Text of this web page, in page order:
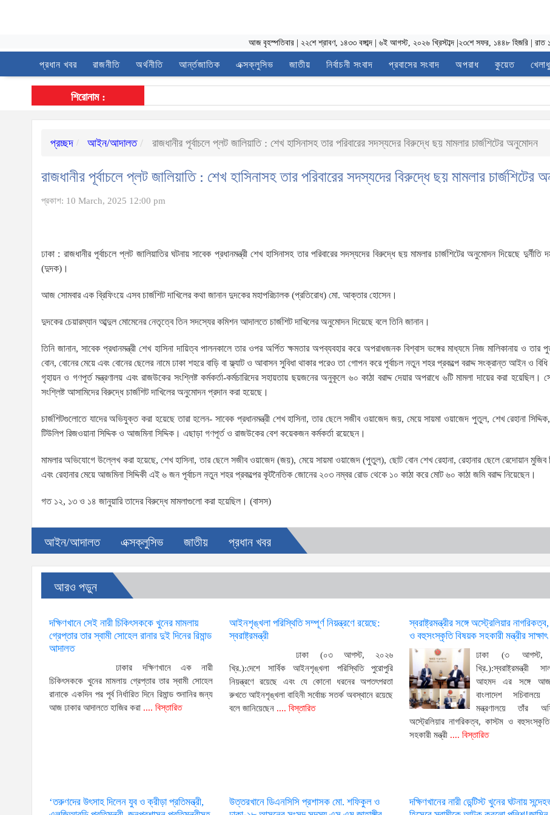
আজ বৃহস্পতিবার ২২শে শ্রাবণ, ১৪৩৩ বঙ্গাব্দ ৬ই আগস্ট, ২০২৬ খ্রিস্টাব্দ ২৩শে সফর, ১৪৪৮ হিজরি রাত
প্রধান খবর রাজনীতি অর্থনীতি আর্ন্তজাতিক এক্সক্লুসিভ জাতীয় নির্বাচনী সংবাদ প্রবাসের সংবাদ অপরাধ কুয়েত
শিরোনাম :
প্রচ্ছদ আইন/আদালত রাজধানীর পূর্বাচলে প্লট জালিয়াতি : শেখ হাসিনাসহ তার পরিবারের সদস্যদের বিরুদ্ধে ছয় মামলার চার্জশিটের অনুমোদন
রাজধানীর পূর্বাচলে প্লট জালিয়াতি : শেখ হাসিনাসহ তার পরিবারের সদস্যদের বিরুদ্ধে ছয় মামলার চার্জশিটের
প্রকাশ: 10 March, 2025 12:00 pm
ঢাকা : রাজধানীর পূর্বাচলে প্লট জালিয়াতির ঘটনায় সাবেক প্রধানমন্ত্রী শেখ হাসিনাসহ তার পরিবারের সদস্যদের বিরুদ্ধে ছয় মামলার চার্জশিটের অনুমোদন দিয়েছে দুর্নীতি
(দুদক)।
আজ সোমবার এক ব্রিফিংয়ে এসব চার্জশিট দাখিলের কথা জানান দুদকের মহাপরিচালক (প্রতিরোধ) মো. আক্তার হোসেন।
দুদকের চেয়ারম্যান আব্দুল মোমেনের নেতৃত্বে তিন সদস্যের কমিশন আদালতে চার্জশিট দাখিলের অনুমোদন দিয়েছে বলে তিনি জানান।
তিনি জানান, সাবেক প্রধানমন্ত্রী শেখ হাসিনা দায়িত্ব পালনকালে তার ওপর অর্পিত ক্ষমতার অপব্যবহার করে অপরাধজনক বিশ্বাস ভঙ্গের মাধ্যমে নিজ মালিকানায় ও তার
বোন, বোনের মেয়ে এবং বোনের ছেলের নামে ঢাকা শহরে বাড়ি বা ফ্ল্যাট ও আবাসন সুবিধা থাকার পরেও তা গোপন করে পূর্বাচল নতুন শহর প্রকল্পে বরাদ্দ সংক্রান্ত আইন ও
গৃহায়ন ও গণপূর্ত মন্ত্রণালয় এবং রাজউকের সংশ্লিষ্ট কর্মকর্তা-কর্মচারিদের সহায়তায় ছয়জনের অনুকূলে ৬০ কাঠা বরাদ্দ দেয়ার অপরাধে ৬টি মামলা দায়ের করা হয়েছিল।
সংশ্লিষ্ট আসামিদের বিরুদ্ধে চার্জশিট দাখিলের অনুমোদন প্রদান করা হয়েছে।
চার্জশিটগুলোতে যাদের অভিযুক্ত করা হয়েছে তারা হলেন- সাবেক প্রধানমন্ত্রী শেখ হাসিনা, তার ছেলে সজীব ওয়াজেদ জয়, মেয়ে সায়মা ওয়াজেদ পুতুল, শেখ রেহানা
টিউলিপ রিজওয়ানা সিদ্দিক ও আজমিনা সিদ্দিক। এছাড়া গণপূর্ত ও রাজউকের বেশ কয়েকজন কর্মকর্তা রয়েছেন।
মামলার অভিযোগে উল্লেখ করা হয়েছে, শেখ হাসিনা, তার ছেলে সজীব ওয়াজেদ (জয়), মেয়ে সায়মা ওয়াজেদ (পুতুল), ছোট বোন শেখ রেহানা, রেহানার ছেলে রেদোয়ান মুজিব
এবং রেহানার মেয়ে আজমিনা সিদ্দিকী এই ৬ জন পূর্বাচল নতুন শহর প্রকল্পের কূটনৈতিক জোনের ২০৩ নম্বর রোড থেকে ১০ কাঠা করে মোট ৬০ কাঠা জমি বরাদ্দ নিয়েছেন।
গত ১২, ১৩ ও ১৪ জানুয়ারি তাদের বিরুদ্ধে মামলাগুলো করা হয়েছিল। (বাসস)
আইন/আদালত এক্সক্লুসিভ জাতীয় প্রধান খবর
আরও পড়ুন
দক্ষিণখানে সেই নারী চিকিৎসককে খুনের মামলায়
গ্রেপ্তার তার স্বামী সোহেল রানার দুই দিনের রিমান্ড
আদালত
ঢাকার দক্ষিণখানে এক নারী
চিকিৎসককে খুনের মামলায় গ্রেপ্তার তার স্বামী সোহেল
রানাকে একদিন পর পূর্ব নির্ধারিত দিনে রিমান্ড শুনানির জন্য
আজ ঢাকার আদালতে হাজির করা .... বিস্তারিত
আইনশৃঙ্খলা পরিস্থিতি সম্পূর্ণ নিয়ন্ত্রণে রয়েছে:
স্বরাষ্ট্রমন্ত্রী
ঢাকা (০৩ আগস্ট, ২০২৬
খ্রি.):দেশে সার্বিক আইনশৃঙ্খলা পরিস্থিতি পুরোপুরি
নিয়ন্ত্রণে রয়েছে এবং যে কোনো ধরনের অপতৎপরতা
রুখতে আইনশৃঙ্খলা বাহিনী সর্বোচ্চ সতর্ক অবস্থানে রয়েছে
বলে জানিয়েছেন .... বিস্তারিত
স্বরাষ্ট্রমন্ত্রীর সঙ্গে অস্ট্রেলিয়ার
ও বহুসংস্কৃতি বিষয়ক সহকারী মন্ত্রীর সাক্ষাৎ
ঢাকা (৩ আগস্ট,
খ্রি.):স্বরাষ্ট্রমন্ত্রী
আহমদ এর সঙ্গে
বাংলাদেশ সচিবালয়ে
মন্ত্রণালয়ে তাঁর
অস্ট্রেলিয়ার নাগরিকত্ব, কাস্টম ও
সহকারী মন্ত্রী.... বিস্তারিত
‘তরুণদের উৎসাহ দিলেন যুব ও ক্রীড়া প্রতিমন্ত্রী,
উত্তরখানে ডিএনসিসি প্রশাসক মো. শফিকুল ও
দক্ষিণখানের নারী ডেন্টিস্ট খুনের ঘটনায়